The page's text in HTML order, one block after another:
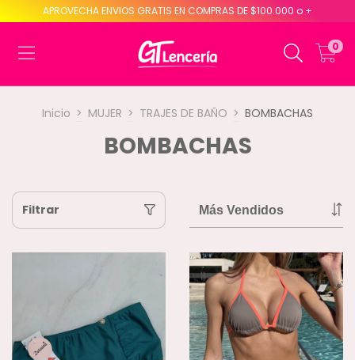
APROVECHA ENVIOS GRATIS EN COMPRAS DE $100.000 o +
0
Inicio > MUJER > TRAJES DE BAÑO > BOMBACHAS
BOMBACHAS
Filtrar